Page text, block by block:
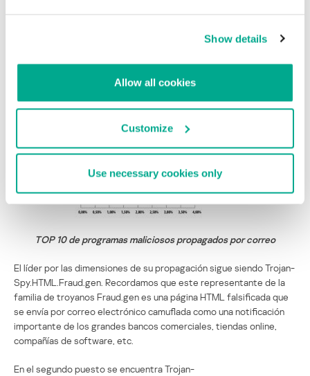
Show details
Allow all cookies
Customize
Use necessary cookies only
En junio el TOP 10 de los programas maliciosos propagados por
TOP 10 de programas maliciosos propagados por correo
El líder por las dimensiones de su propagación sigue siendo Trojan-
Spy.HTML.Fraud.gen. Recordamos que este representante de la
familia de troyanos Fraud.gen es una página HTML falsificada que
se envía por correo electrónico camuflada como una notificación
importante de los grandes bancos comerciales, tiendas online,
compañías de software, etc.
En el segundo puesto se encuentra Trojan-